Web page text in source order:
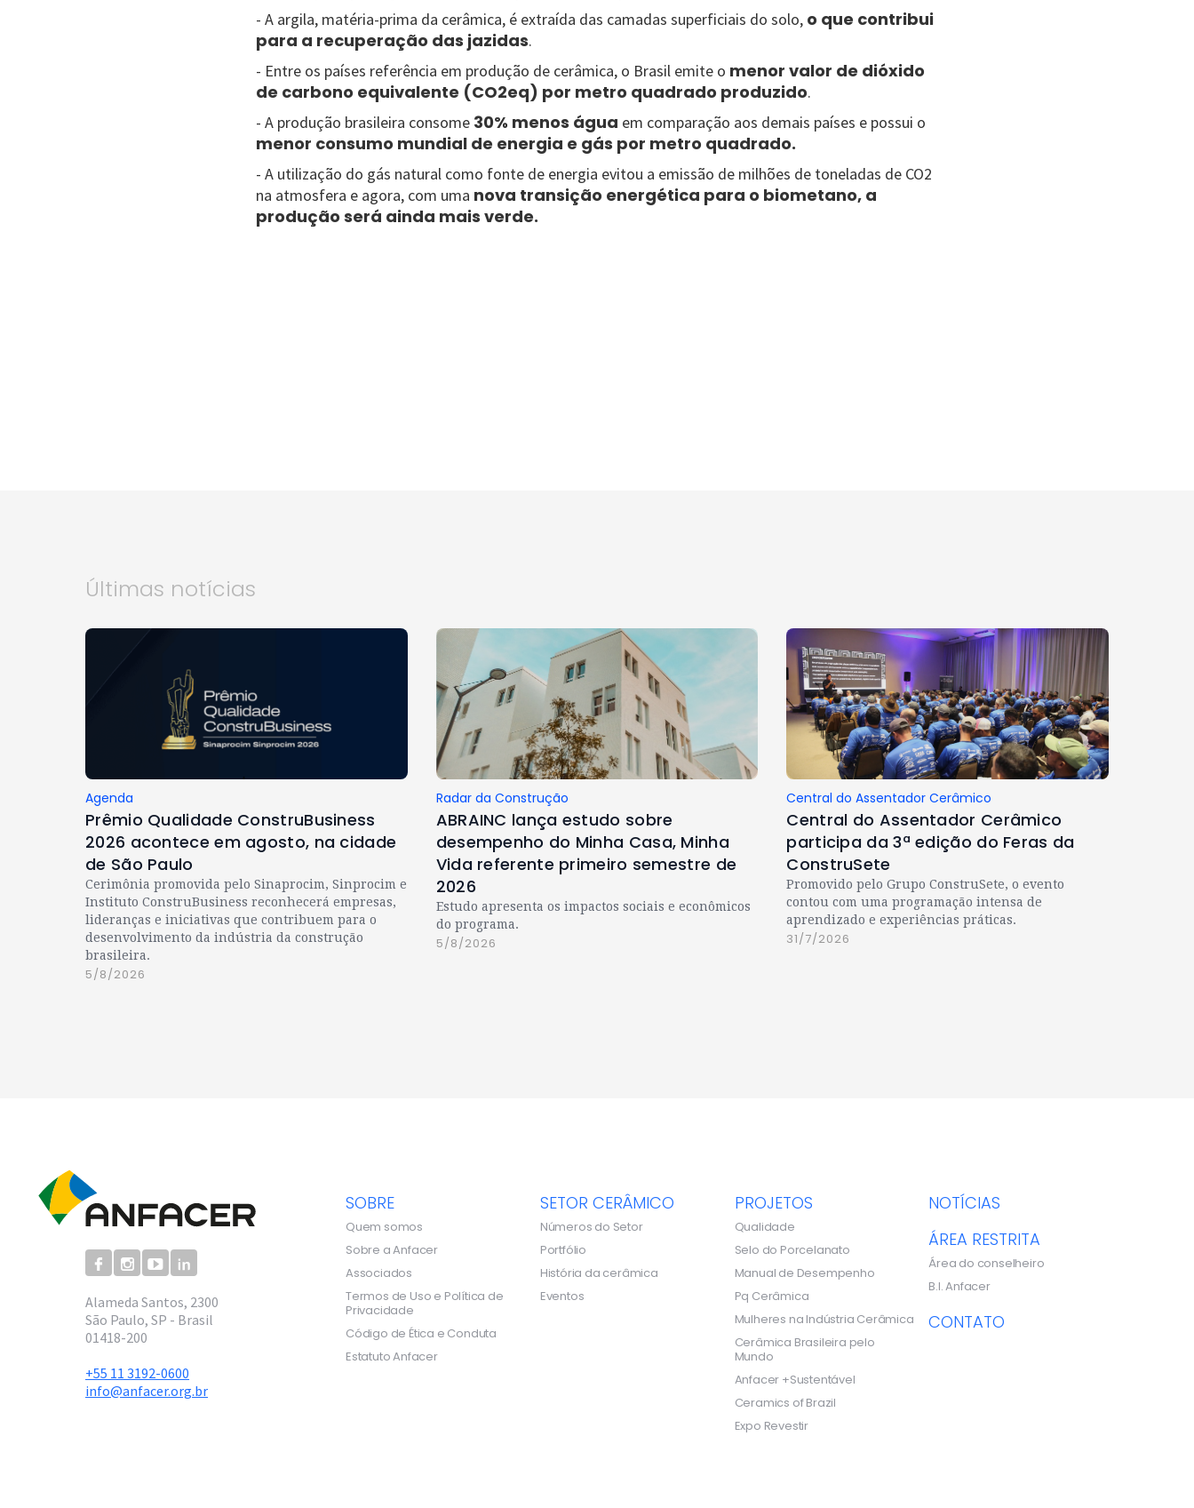
- A argila, matéria-prima da cerâmica, é extraída das camadas superficiais do solo, o que contribui
para a recuperação das jazidas.
- Entre os países referência em produção de cerâmica, o Brasil emite o menor valor de dióxido
de carbono equivalente (CO2eq) por metro quadrado produzido.
- A produção brasileira consome 30% menos água em comparação aos demais países e possui o
menor consumo mundial de energia e gás por metro quadrado.
- A utilização do gás natural como fonte de energia evitou a emissão de milhões de toneladas de CO2
na atmosfera e agora, com uma nova transição energética para o biometano, a
produção será ainda mais verde.
Últimas notícias
Agenda
Prêmio Qualidade ConstruBusiness
2026 acontece em agosto, na cidade
de São Paulo
Cerimônia promovida pelo Sinaprocim, Sinprocim e
Instituto ConstruBusiness reconhecerá empresas,
lideranças e iniciativas que contribuem para o
desenvolvimento da indústria da construção
brasileira.
5/8/2026
Radar da Construção
ABRAINC lança estudo sobre
desempenho do Minha Casa, Minha
Vida referente primeiro semestre de
2026
Estudo apresenta os impactos sociais e econômicos
do programa.
5/8/2026
Central do Assentador Cerâmico
Central do Assentador Cerâmico
participa da 3ª edição do Feras da
ConstruSete
Promovido pelo Grupo ConstruSete, o evento
contou com uma programação intensa de
aprendizado e experiências práticas.
31/7/2026
Alameda Santos, 2300
São Paulo, SP - Brasil
01418-200
+55 11 3192-0600
info@anfacer.org.br
SOBRE
Quem somos
Sobre a Anfacer
Associados
Termos de Uso e Política de
Privacidade
Código de Ética e Conduta
Estatuto Anfacer
SETOR CERÂMICO
Números do Setor
Portfólio
História da cerâmica
Eventos
PROJETOS
Qualidade
Selo do Porcelanato
Manual de Desempenho
Pq Cerâmica
Mulheres na Indústria Cerâmica
Cerâmica Brasileira pelo
Mundo
Anfacer +Sustentável
Ceramics of Brazil
Expo Revestir
NOTÍCIAS
ÁREA RESTRITA
Área do conselheiro
B.I. Anfacer
CONTATO